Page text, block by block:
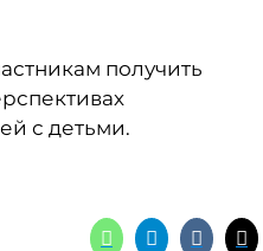
получить
с детьми.